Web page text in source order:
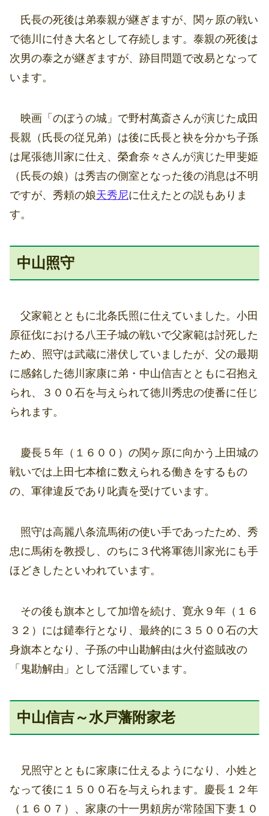
氏長の死後は弟泰親が継ぎますが、関ヶ原の戦い
で徳川に付き大名として存続します。泰親の死後は
次男の泰之が継ぎますが、跡目問題で改易となって
います。
映画「のぼうの城」で野村萬斎さんが演じた成田
長親（氏長の従兄弟）は後に氏長と袂を分かち子孫
は尾張徳川家に仕え、榮倉奈々さんが演じた甲斐姫
（氏長の娘）は秀吉の側室となった後の消息は不明
ですが、秀頼の娘天秀尼に仕えたとの説もありま
す。
中山照守
父家範とともに北条氏照に仕えていました。小田
原征伐における八王子城の戦いで父家範は討死した
ため、照守は武蔵に潜伏していましたが、父の最期
に感銘した徳川家康に弟・中山信吉とともに召抱え
られ、３００石を与えられて徳川秀忠の使番に任じ
られます。
慶長５年（１６００）の関ヶ原に向かう上田城の
戦いでは上田七本槍に数えられる働きをするもの
の、軍律違反であり叱責を受けています。
照守は高麗八条流馬術の使い手であったため、秀
忠に馬術を教授し、のちに３代将軍徳川家光にも手
ほどきしたといわれています。
その後も旗本として加増を続け、寛永９年（１６
３２）には鑓奉行となり、最終的に３５００石の大
身旗本となり、子孫の中山勘解由は火付盗賊改の
「鬼勘解由」として活躍しています。
中山信吉～水戸藩附家老
兄照守とともに家康に仕えるようになり、小姓と
なって後に１５００石を与えられます。慶長１２年
（１６０７）、家康の十一男頼房が常陸国下妻１０